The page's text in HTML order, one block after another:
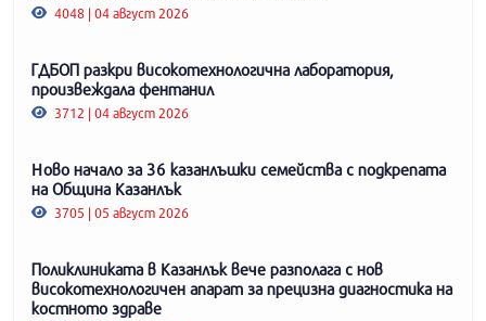
4048 | 04 август 2026
ГДБОП разкри високотехнологична лаборатория,
произвеждала фентанил
3712 | 04 август 2026
Ново начало за 36 казанлъшки семейства с подкрепата
на Община Казанлък
3705 | 05 август 2026
Поликлиниката в Казанлък вече разполага с нов
високотехнологичен апарат за прецизна диагностика на
костното здраве